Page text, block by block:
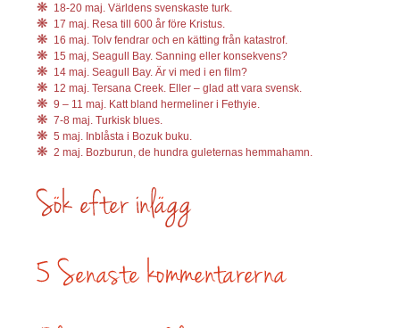
18-20 maj. Världens svenskaste turk.
17 maj. Resa till 600 år före Kristus.
16 maj. Tolv fendrar och en kätting från katastrof.
15 maj, Seagull Bay. Sanning eller konsekvens?
14 maj. Seagull Bay. Är vi med i en film?
12 maj. Tersana Creek. Eller – glad att vara svensk.
9 – 11 maj. Katt bland hermeliner i Fethyie.
7-8 maj. Turkisk blues.
5 maj. Inblåsta i Bozuk buku.
2 maj. Bozburun, de hundra guleternas hemmahamn.